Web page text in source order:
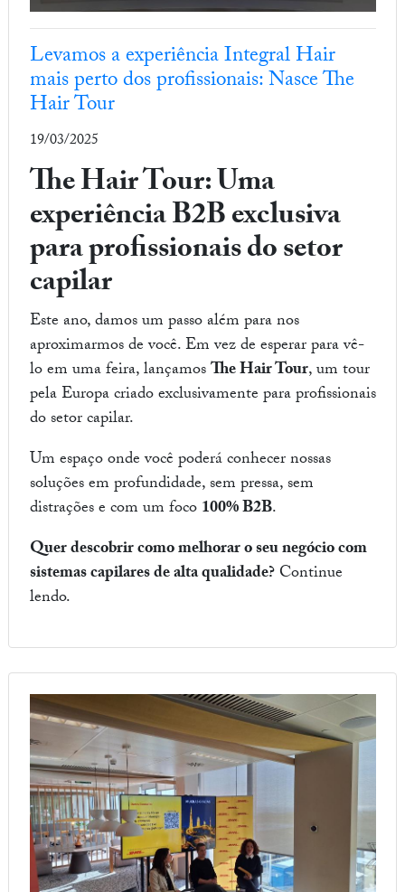
Levamos a experiência Integral Hair
mais perto dos profissionais: Nasce The
Hair Tour
19/03/2025
The Hair Tour: Uma
experiência B2B exclusiva
para profissionais do setor
capilar
Este ano, damos um passo além para nos
aproximarmos de você. Em vez de esperar para vê-
lo em uma feira, lançamosThe Hair Tour, um tour
pela Europa criado exclusivamente para profissionais
do setor capilar.
Um espaço onde você poderá conhecer nossas
soluções em profundidade, sem pressa, sem
distrações e com um foco100% B2B.
Quer descobrir como melhorar o seu negócio com
sistemas capilares de alta qualidade?Continue
lendo.